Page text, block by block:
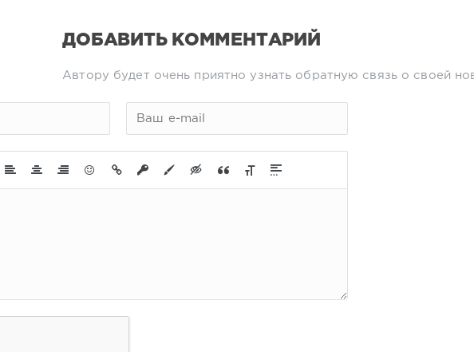
ДОБАВИТЬ КОММЕНТАРИЙ
Автору будет очень приятно узнать обратную связь о своей